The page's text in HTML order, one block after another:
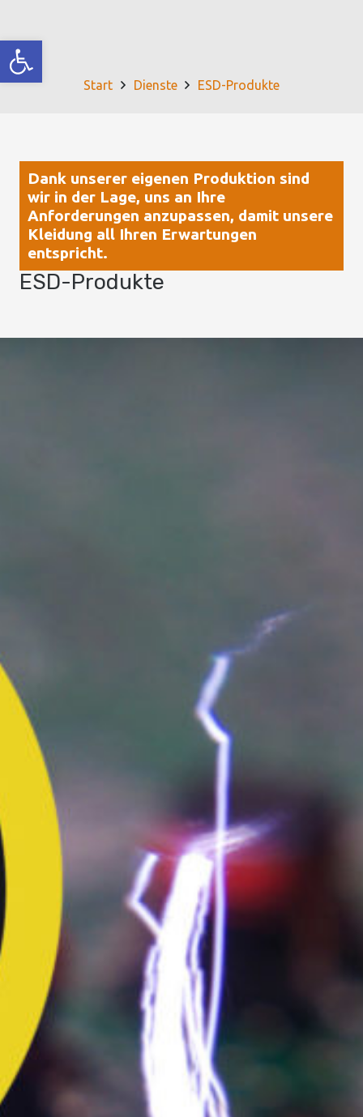
Werkzeugleiste öffnen
Start Dienste ESD-Produkte
Dank unserer eigenen Produktion sind
wir in der Lage, uns an Ihre
Anforderungen anzupassen, damit unsere
Kleidung all Ihren Erwartungen
entspricht.
ESD-Produkte